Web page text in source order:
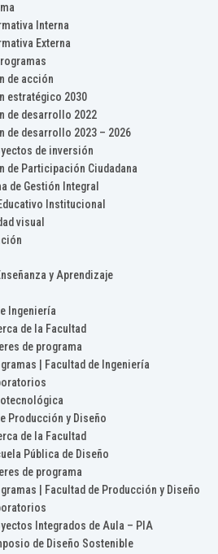
Interna
Externa
de acción
estratégico 2030
de desarrollo 2022
de desarrollo 2023 – 2026
de inversión
de Participación Ciudadana
de Gestión Integral
Institucional
visual
y Aprendizaje
Ingeniería
de la Facultad
de programa
| Facultad de Ingeniería
Producción y Diseño
de la Facultad
Pública de Diseño
de programa
| Facultad de Producción y Diseño
Integrados de Aula – PIA
de Diseño Sostenible